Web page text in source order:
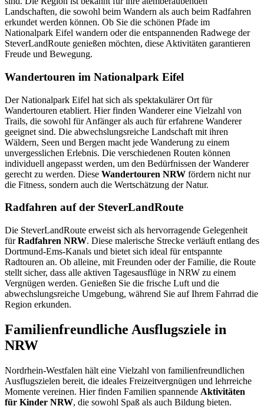
Landschaften, die sowohl beim Wandern als auch beim Radfahren
erkundet werden können. Ob Sie die schönen Pfade im
Nationalpark Eifel wandern oder die entspannenden Radwege der
SteverLandRoute genießen möchten, diese Aktivitäten garantieren
Freude und Bewegung.
Wandertouren im Nationalpark Eifel
Der Nationalpark Eifel hat sich als spektakulärer Ort für
Wandertouren etabliert. Hier finden Wanderer eine Vielzahl von
Trails, die sowohl für Anfänger als auch für erfahrene Wanderer
geeignet sind. Die abwechslungsreiche Landschaft mit ihren
Wäldern, Seen und Bergen macht jede Wanderung zu einem
unvergesslichen Erlebnis. Die verschiedenen Routen können
individuell angepasst werden, um den Bedürfnissen der Wanderer
gerecht zu werden. Diese Wandertouren NRW fördern nicht nur
die Fitness, sondern auch die Wertschätzung der Natur.
Radfahren auf der SteverLandRoute
Die SteverLandRoute erweist sich als hervorragende Gelegenheit
fürRadfahren NRW. Diese malerische Strecke verläuft entlang des
Dortmund-Ems-Kanals und bietet sich ideal für entspannte
Radtouren an. Ob alleine, mit Freunden oder der Familie, die Route
stellt sicher, dass alle aktiven Tagesausflüge in NRW zu einem
Vergnügen werden. Genießen Sie die frische Luft und die
abwechslungsreiche Umgebung, während Sie auf Ihrem Fahrrad die
Region erkunden.
Familienfreundliche Ausflugsziele in
NRW
Nordrhein-Westfalen hält eine Vielzahl von familienfreundlichen
Ausflugszielen bereit, die ideales Freizeitvergnügen und lehrreiche
Momente vereinen. Hier finden Familien spannende Aktivitäten
für Kinder NRW, die sowohl Spaß als auch Bildung bieten.